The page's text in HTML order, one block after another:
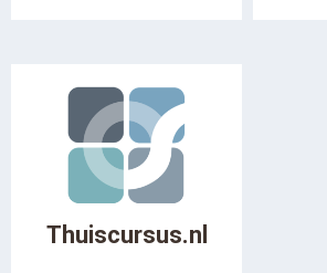
Thuiscursus.nl